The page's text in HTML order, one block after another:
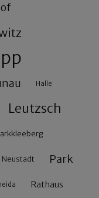
Halle
Leutzsch
Neustadt Park
Rathaus